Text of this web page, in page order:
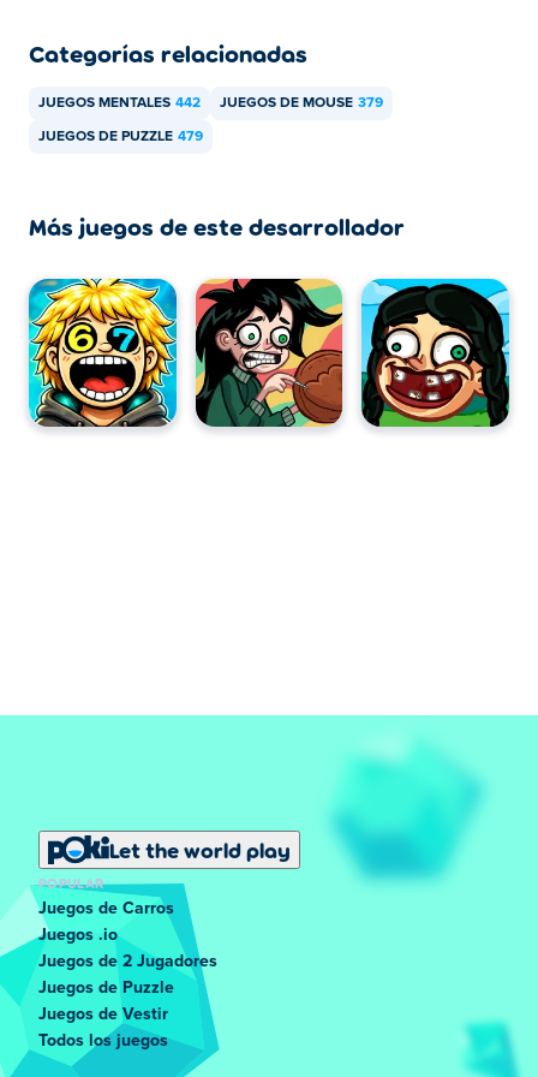
Categorías relacionadas
JUEGOS MENTALES 442 JUEGOS DE MOUSE 379
JUEGOS DE PUZZLE 479
Más juegos de este desarrollador
Let the world play
POPULAR
Juegos de Carros
Juegos .io
Juegos de 2 Jugadores
Juegos de Puzzle
Juegos de Vestir
Todos los juegos